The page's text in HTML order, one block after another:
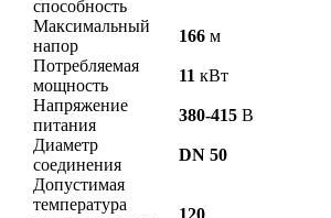
способность
Максимальный
напор
166 м
Потребляемая
мощность
11 кВт
Напряжение
питания
380-415 В
Диаметр
соединения
DN 50
Допустимая
температура
120